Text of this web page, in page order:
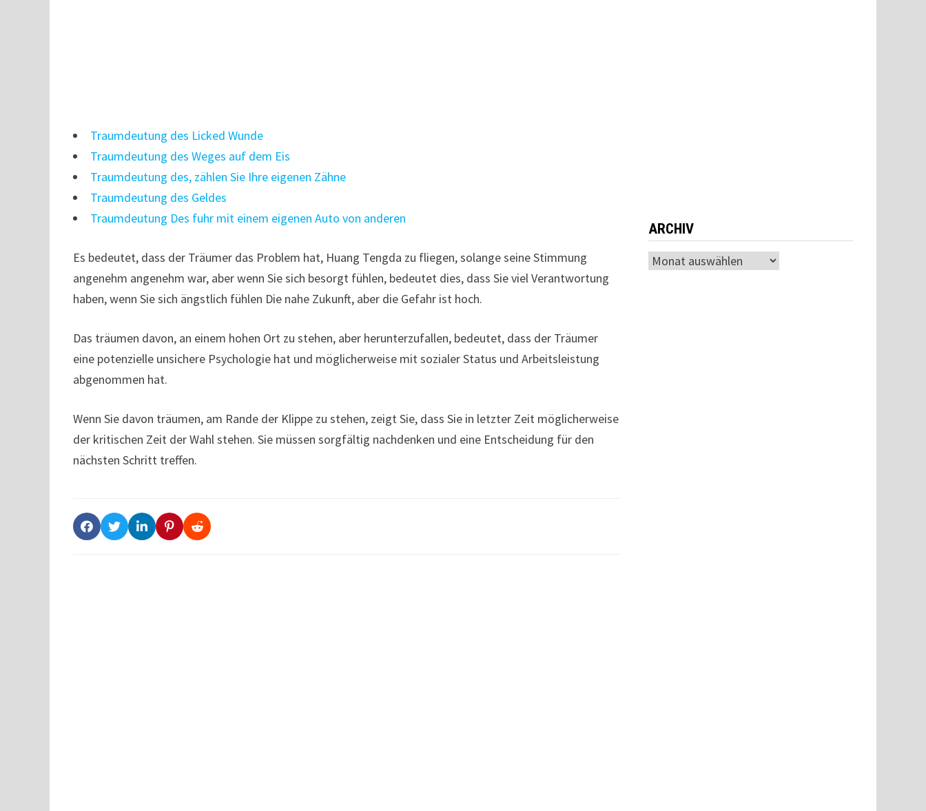
Traumdeutung des Licked Wunde
Traumdeutung des Weges auf dem Eis
Traumdeutung des, zählen Sie Ihre eigenen Zähne
Traumdeutung des Geldes
Traumdeutung Des fuhr mit einem eigenen Auto von anderen
Es bedeutet, dass der Träumer das Problem hat, Huang Tengda zu fliegen, solange seine Stimmung
angenehm angenehm war, aber wenn Sie sich besorgt fühlen, bedeutet dies, dass Sie viel Verantwortung
haben, wenn Sie sich ängstlich fühlen Die nahe Zukunft, aber die Gefahr ist hoch.
Das träumen davon, an einem hohen Ort zu stehen, aber herunterzufallen, bedeutet, dass der Träumer
eine potenzielle unsichere Psychologie hat und möglicherweise mit sozialer Status und Arbeitsleistung
abgenommen hat.
Wenn Sie davon träumen, am Rande der Klippe zu stehen, zeigt Sie, dass Sie in letzter Zeit möglicherweise
der kritischen Zeit der Wahl stehen. Sie müssen sorgfältig nachdenken und eine Entscheidung für den
nächsten Schritt treffen.
ARCHIV
Archiv